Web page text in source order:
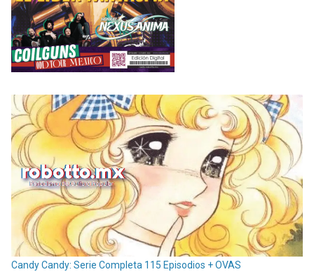
Candy Candy: Serie Completa 115 Episodios + OVAS